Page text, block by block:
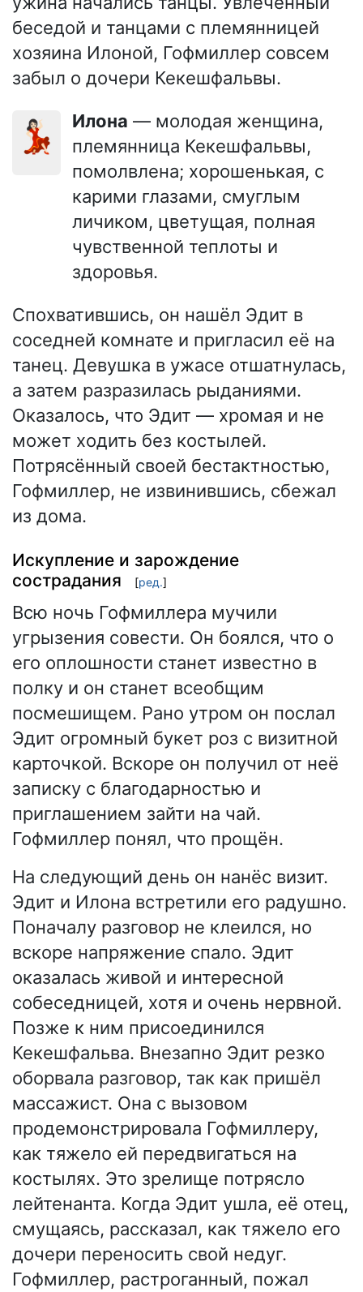
беседой и танцами с племянницей
хозяина Илоной, Гофмиллер совсем
забыл о дочери Кекешфальвы.
💃🏻 Илона — молодая женщина,
племянница Кекешфальвы,
помолвлена; хорошенькая, с
карими глазами, смуглым
личиком, цветущая, полная
чувственной теплоты и
здоровья.
Спохватившись, он нашёл Эдит в
соседней комнате и пригласил её на
танец. Девушка в ужасе отшатнулась,
а затем разразилась рыданиями.
Оказалось, что Эдит — хромая и не
может ходить без костылей.
Потрясённый своей бестактностью,
Гофмиллер, не извинившись, сбежал
из дома.
Искупление и зарождение
сострадания
[ред.]
Всю ночь Гофмиллера мучили
угрызения совести. Он боялся, что о
его оплошности станет известно в
полку и он станет всеобщим
посмешищем. Рано утром он послал
Эдит огромный букет роз с визитной
карточкой. Вскоре он получил от неё
записку с благодарностью и
приглашением зайти на чай.
Гофмиллер понял, что прощён.
На следующий день он нанёс визит.
Эдит и Илона встретили его радушно.
Поначалу разговор не клеился, но
вскоре напряжение спало. Эдит
оказалась живой и интересной
собеседницей, хотя и очень нервной.
Позже к ним присоединился
Кекешфальва. Внезапно Эдит резко
оборвала разговор, так как пришёл
массажист. Она с вызовом
продемонстрировала Гофмиллеру,
как тяжело ей передвигаться на
костылях. Это зрелище потрясло
лейтенанта. Когда Эдит ушла, её отец,
смущаясь, рассказал, как тяжело его
дочери переносить свой недуг.
Гофмиллер, растроганный, пожал